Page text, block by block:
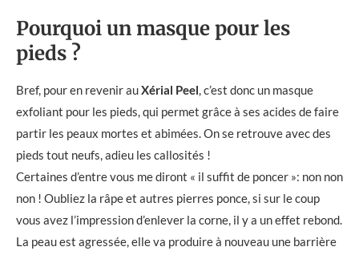
Pourquoi un masque pour les
pieds ?
Bref, pour en revenir auXérial Peel, c’est donc un masque
exfoliant pour les pieds, qui permet grâce à ses acides de faire
partir les peaux mortes et abimées. On se retrouve avec des
pieds tout neufs, adieu les callosités !
Certaines d’entre vous me diront « il suffit de poncer »: non non
non ! Oubliez la râpe et autres pierres ponce, si sur le coup
vous avez l’impression d’enlever la corne, il y a un effet rebond.
La peau est agressée, elle va produire à nouveau une barrière